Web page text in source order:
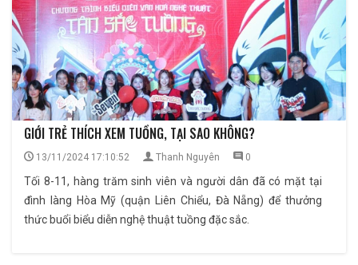
GIỚI TRẺ THÍCH XEM TUỒNG, TẠI SAO KHÔNG?
13/11/2024 17:10:52 Thanh Nguyên 0
Tối 8-11, hàng trăm sinh viên và người dân đã có mặt tại
đình làng Hòa Mỹ (quận Liên Chiểu, Đà Nẵng) để thưởng
thức buổi biểu diễn nghệ thuật tuồng đặc sắc.